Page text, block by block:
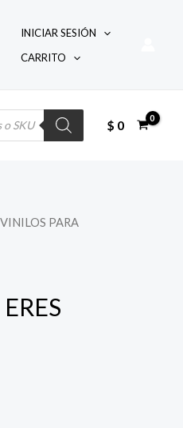
INICIAR SESIÓN
CARRITO
$ 0
PARA